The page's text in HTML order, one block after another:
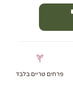
פרחים טריים בלבד